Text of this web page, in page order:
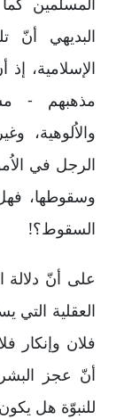
البديهي أنّ
الإسلامية،
مذهبهم -
والاُلوهية،
الرجل في
وسقوطها،
السقوط؟!
على أنّ دلالة
العقلية التي
فلان وإنكار
أنّ عجز
للنبوّة هل